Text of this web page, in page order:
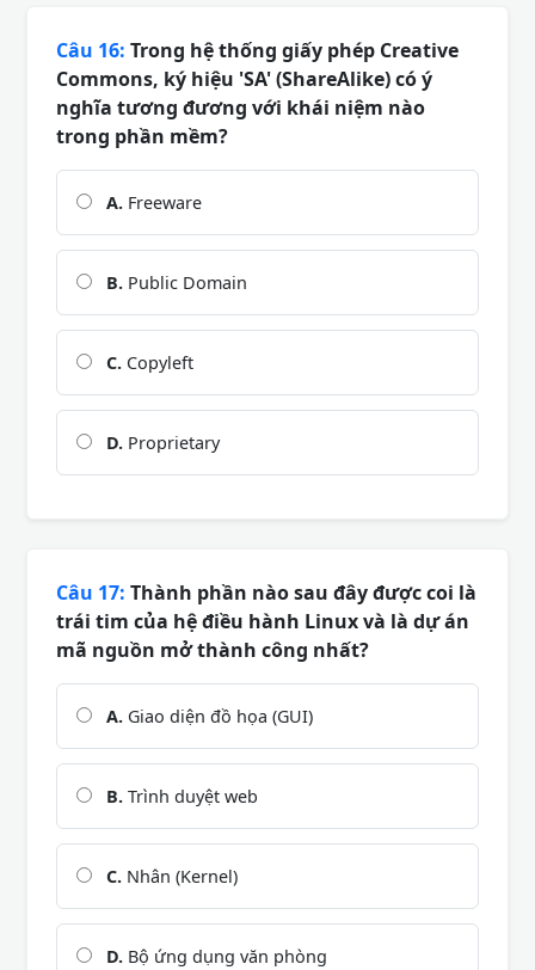
Câu 16: Trong hệ thống giấy phép Creative
Commons, ký hiệu 'SA' (ShareAlike) có ý
nghĩa tương đương với khái niệm nào
trong phần mềm?
A. Freeware
B. Public Domain
C. Copyleft
D. Proprietary
Câu 17: Thành phần nào sau đây được coi là
trái tim của hệ điều hành Linux và là dự án
mã nguồn mở thành công nhất?
A. Giao diện đồ họa (GUI)
B. Trình duyệt web
C. Nhân (Kernel)
D. Bộ ứng dụng văn phòng